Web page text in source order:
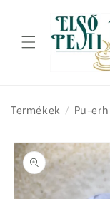
tartalomhoz
Termékek / Pu-
Kihagyás, és
ugrás a
termékadatokra